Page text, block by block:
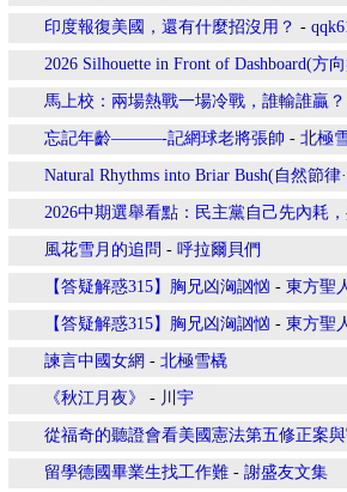
印度報復美國，還有什麼招沒用？ -
2026 Silhouette in Front of Dashboard(方
馬上校：兩場熱戰一場冷戰，誰輸誰贏？
忘記年齡———-記網球老將張帥 - 北極
Natural Rhythms into Briar Bush(自然節律
2026中期選舉看點：民主黨自己先內耗
風花雪月的追問 - 呼拉爾貝們
【答疑解惑315】胸兄凶洶訩忷 - 東方聖
【答疑解惑315】胸兄凶洶訩忷 - 東方聖
諫言中國女網 - 北極雪橇
《秋江月夜》 - 川宇
從福奇的聽證會看美國憲法第五修正案
留學德國畢業生找工作難 - 謝盛友文集